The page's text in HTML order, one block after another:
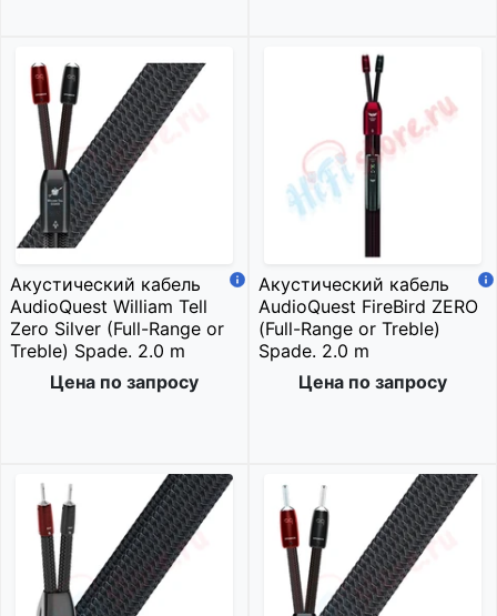
Акустический кабель
AudioQuest William Tell
Zero Silver (Full-Range or
Treble) Spade. 2.0 m
Цена по запросу
Акустический кабель
AudioQuest FireBird ZERO
(Full-Range or Treble)
Spade. 2.0 m
Цена по запросу